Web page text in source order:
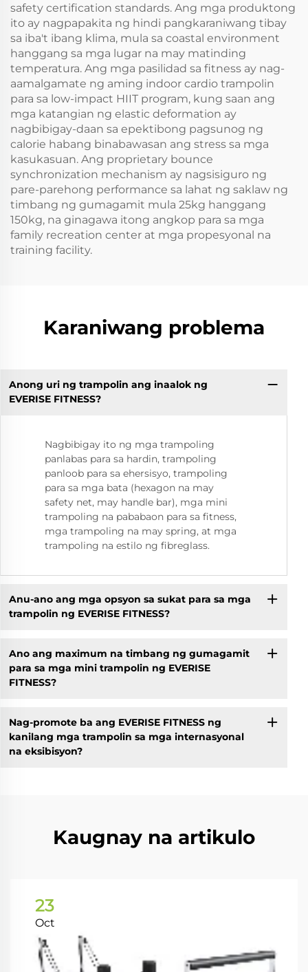
safety certification standards. Ang mga produktong
ito ay nagpapakita ng hindi pangkaraniwang tibay
sa iba't ibang klima, mula sa coastal environment
hanggang sa mga lugar na may matinding
temperatura. Ang mga pasilidad sa fitness ay nag-
aamalgamate ng aming indoor cardio trampolin
para sa low-impact HIIT program, kung saan ang
mga katangian ng elastic deformation ay
nagbibigay-daan sa epektibong pagsunog ng
calorie habang binabawasan ang stress sa mga
kasukasuan. Ang proprietary bounce
synchronization mechanism ay nagsisiguro ng
pare-parehong performance sa lahat ng saklaw ng
timbang ng gumagamit mula 25kg hanggang
150kg, na ginagawa itong angkop para sa mga
family recreation center at mga propesyonal na
training facility.
Karaniwang problema
Anong uri ng trampolin ang inaalok ng
EVERISE FITNESS?
Nagbibigay ito ng mga trampoling
panlabas para sa hardin, trampoling
panloob para sa ehersisyo, trampoling
para sa mga bata (hexagon na may
safety net, may handle bar), mga mini
trampoling na pababaon para sa fitness,
mga trampoling na may spring, at mga
trampoling na estilo ng fibreglass.
Anu-ano ang mga opsyon sa sukat para sa mga
trampolin ng EVERISE FITNESS?
Ano ang maximum na timbang ng gumagamit
para sa mga mini trampolin ng EVERISE
FITNESS?
Nag-promote ba ang EVERISE FITNESS ng
kanilang mga trampolin sa mga internasyonal
na eksibisyon?
Kaugnay na artikulo
23
Oct